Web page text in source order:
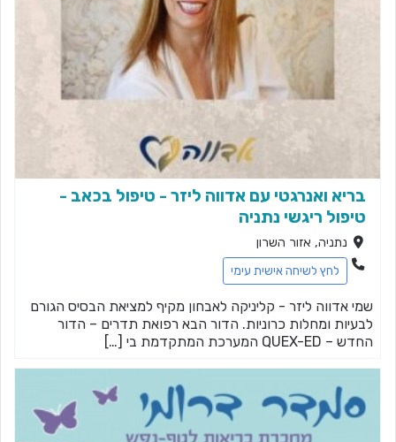
בריא ואנרגטי עם אדווה ליזר - טיפול בכאב -
טיפול ריגשי נתניה
נתניה, אזור השרון
לחץ לשיחה אישית עימי
שמי אדווה ליזר - קליניקה לאבחון מקיף למציאת הבסיס הגורם
לבעיות ומחלות כרוניות. הדור הבא רפואת תדרים – הדור
החדש – QUEX-ED המערכת המתקדמת בי […]